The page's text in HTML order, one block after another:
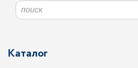
Каталог